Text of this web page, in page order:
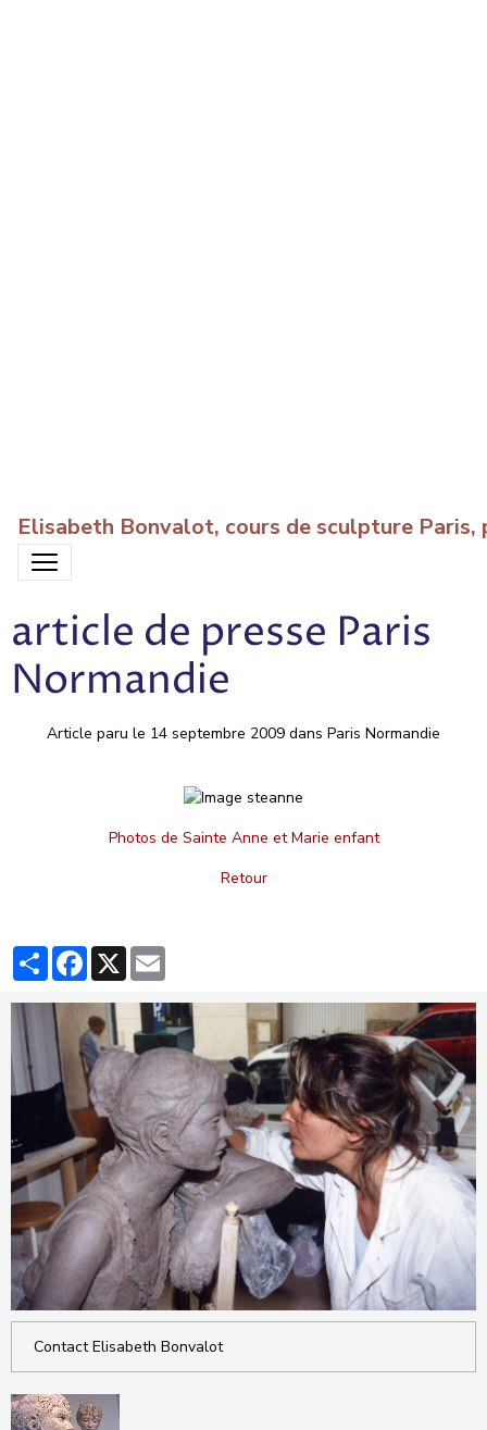
Elisabeth Bonvalot, cours de sculpture
article de presse Paris
Normandie
Article paru le 14 septembre 2009 dans Paris Normandie
Photos de Sainte Anne et Marie enfant
Retour
PartagerFacebook
X
Contact Elisabeth Bonvalot